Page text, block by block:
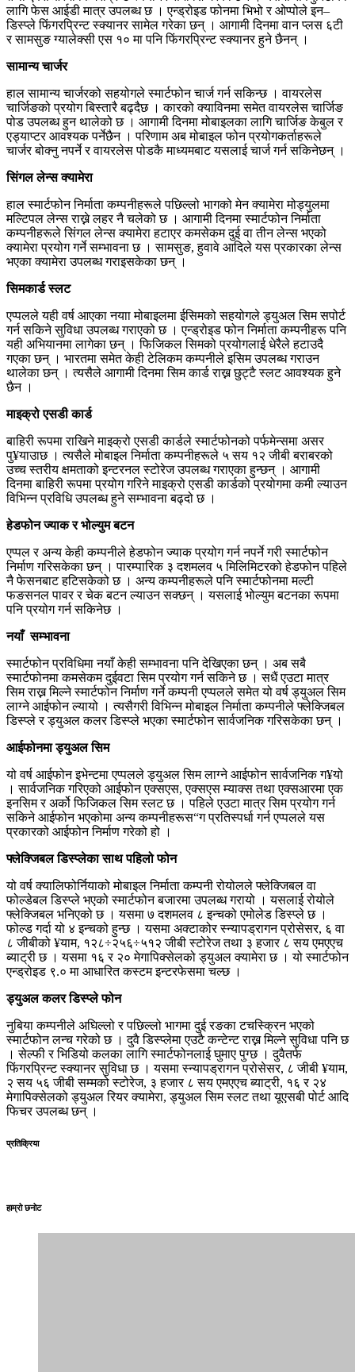
लागि फेस आईडी मात्र उपलब्ध छ । एन्ड्रोइड फोनमा भिभो र ओप्पोले इन–
डिस्प्ले फिंगरप्रिन्ट स्क्यानर सामेल गरेका छन् । आगामी दिनमा वान प्लस ६टी
र सामसुङ ग्यालेक्सी एस १० मा पनि फिंगरप्रिन्ट स्क्यानर हुने छैनन् ।
सामान्य चार्जर
हाल सामान्य चार्जरको सहयोगले स्मार्टफोन चार्ज गर्न सकिन्छ । वायरलेस
चार्जिङको प्रयोग बिस्तारै बढ्दैछ । कारको क्याविनमा समेत वायरलेस चार्जिङ
पोड उपलब्ध हुन थालेको छ । आगामी दिनमा मोबाइलका लागि चार्जिङ केबुल र
एड्याप्टर आवश्यक पर्नेछैन । परिणाम अब मोबाइल फोन प्रयोगकर्ताहरूले
चार्जर बोक्नु नपर्ने र वायरलेस पोडकै माध्यमबाट यसलाई चार्ज गर्न सकिनेछन् ।
सिंगल लेन्स क्यामेरा
हाल स्मार्टफोन निर्माता कम्पनीहरूले पछिल्लो भागको मेन क्यामेरा मोड्युलमा
मल्टिपल लेन्स राख्ने लहर नै चलेको छ । आगामी दिनमा स्मार्टफोन निर्माता
कम्पनीहरूले सिंगल लेन्स क्यामेरा हटाएर कमसेकम दुई वा तीन लेन्स भएको
क्यामेरा प्रयोग गर्ने सम्भावना छ । सामसुङ, हुवावे आदिले यस प्रकारका लेन्स
भएका क्यामेरा उपलब्ध गराइसकेका छन् ।
सिमकार्ड स्लट
एप्पलले यही वर्ष आएका नयाा मोबाइलमा ईसिमको सहयोगले ड्युअल सिम सपोर्ट
गर्न सकिने सुविधा उपलब्ध गराएको छ । एन्ड्रोइड फोन निर्माता कम्पनीहरू पनि
यही अभियानमा लागेका छन् । फिजिकल सिमको प्रयोगलाई धेरैले हटाउदै
गएका छन् । भारतमा समेत केही टेलिकम कम्पनीले इसिम उपलब्ध गराउन
थालेका छन् । त्यसैले आगामी दिनमा सिम कार्ड राख्न छुट्टै स्लट आवश्यक हुने
छैन ।
माइक्रो एसडी कार्ड
बाहिरी रूपमा राखिने माइक्रो एसडी कार्डले स्मार्टफोनको पर्फमेन्समा असर
पु¥याउाछ । त्यसैले मोबाइल निर्माता कम्पनीहरूले ५ सय १२ जीबी बराबरको
उच्च स्तरीय क्षमताको इन्टरनल स्टोरेज उपलब्ध गराएका हुन्छन् । आगामी
दिनमा बाहिरी रूपमा प्रयोग गरिने माइक्रो एसडी कार्डको प्रयोगमा कमी ल्याउन
विभिन्न प्रविधि उपलब्ध हुने सम्भावना बढ्दो छ ।
हेडफोन ज्याक र भोल्युम बटन
एप्पल र अन्य केही कम्पनीले हेडफोन ज्याक प्रयोग गर्न नपर्ने गरी स्मार्टफोन
निर्माण गरिसकेका छन् । पारम्पारिक ३ दशमलव ५ मिलिमिटरको हेडफोन पहिले
नै फेसनबाट हटिसकेको छ । अन्य कम्पनीहरूले पनि स्मार्टफोनमा मल्टी
फङसनल पावर र चेक बटन ल्याउन सक्छन् । यसलाई भोल्युम बटनका रूपमा
पनि प्रयोग गर्न सकिनेछ ।
नयाँ सम्भावना
स्मार्टफोन प्रविधिमा नयाँ केही सम्भावना पनि देखिएका छन् । अब सबै
स्मार्टफोनमा कमसेकम दुईवटा सिम प्रयोग गर्न सकिने छ । सधैं एउटा मात्र
सिम राख्न मिल्ने स्मार्टफोन निर्माण गर्ने कम्पनी एप्पलले समेत यो वर्ष ड्युअल सिम
लाग्ने आईफोन ल्यायो । त्यसैगरी विभिन्न मोबाइल निर्माता कम्पनीले फ्लेक्जिबल
डिस्प्ले र ड्युअल कलर डिस्प्ले भएका स्मार्टफोन सार्वजनिक गरिसकेका छन् ।
आईफोनमा ड्युअल सिम
यो वर्ष आईफोन इभेन्टमा एप्पलले ड्युअल सिम लाग्ने आईफोन सार्वजनिक ग¥यो
। सार्वजनिक गरिएको आईफोन एक्सएस, एक्सएस म्याक्स तथा एक्सआरमा एक
इनसिम र अर्को फिजिकल सिम स्लट छ । पहिले एउटा मात्र सिम प्रयोग गर्न
सकिने आईफोन भएकोमा अन्य कम्पनीहरूस“ग प्रतिस्पर्धा गर्न एप्पलले यस
प्रकारको आईफोन निर्माण गरेको हो ।
फ्लेक्जिबल डिस्प्लेका साथ पहिलो फोन
यो वर्ष क्यालिफोर्नियाको मोबाइल निर्माता कम्पनी रोयोलले फ्लेक्जिबल वा
फोल्डेबल डिस्प्ले भएको स्मार्टफोन बजारमा उपलब्ध गरायो । यसलाई रोयोले
फ्लेक्जिबल भनिएको छ । यसमा ७ दशमलव ८ इन्चको एमोलेड डिस्प्ले छ ।
फोल्ड गर्दा यो ४ इन्चको हुन्छ । यसमा अक्टाकोर स्न्यापड्रागन प्रोसेसर, ६ वा
८ जीबीको ¥याम, १२८÷२५६÷५१२ जीबी स्टोरेज तथा ३ हजार ८ सय एमएएच
ब्याट्री छ । यसमा १६ र २० मेगापिक्सेलको ड्युअल क्यामेरा छ । यो स्मार्टफोन
एन्ड्रोइड ९.० मा आधारित कस्टम इन्टरफेसमा चल्छ ।
ड्युअल कलर डिस्प्ले फोन
नुबिया कम्पनीले अघिल्लो र पछिल्लो भागमा दुई रङका टचस्क्रिन भएको
स्मार्टफोन लन्च गरेको छ । दुवै डिस्प्लेमा एउटै कन्टेन्ट राख्न मिल्ने सुविधा पनि छ
। सेल्फी र भिडियो कलका लागि स्मार्टफोनलाई घुमाए पुग्छ । दुवैतर्फ
फिंगरप्रिन्ट स्क्यानर सुविधा छ । यसमा स्न्यापड्रागन प्रोसेसर, ८ जीबी ¥याम,
२ सय ५६ जीबी सम्मको स्टोरेज, ३ हजार ८ सय एमएएच ब्याट्री, १६ र २४
मेगापिक्सेलको ड्युअल रियर क्यामेरा, ड्युअल सिम स्लट तथा यूएसबी पोर्ट आदि
फिचर उपलब्ध छन् ।
प्रतिक्रिया
हाम्रो छनोट